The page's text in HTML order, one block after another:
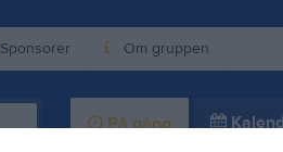
Sponsorer Om gruppen
På gång